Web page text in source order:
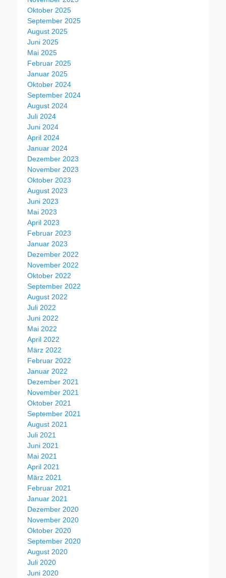
Oktober 2025
September 2025
August 2025
Juni 2025
Mai 2025
Februar 2025
Januar 2025
Oktober 2024
September 2024
August 2024
Juli 2024
Juni 2024
April 2024
Januar 2024
Dezember 2023
November 2023
Oktober 2023
August 2023
Juni 2023
Mai 2023
April 2023
Februar 2023
Januar 2023
Dezember 2022
November 2022
Oktober 2022
September 2022
August 2022
Juli 2022
Juni 2022
Mai 2022
April 2022
März 2022
Februar 2022
Januar 2022
Dezember 2021
November 2021
Oktober 2021
September 2021
August 2021
Juli 2021
Juni 2021
Mai 2021
April 2021
März 2021
Februar 2021
Januar 2021
Dezember 2020
November 2020
Oktober 2020
September 2020
August 2020
Juli 2020
Juni 2020